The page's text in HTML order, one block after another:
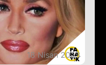
18 Nisan 2023